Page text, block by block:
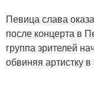
Певица слава
после концерта в
группа зрителей
обвиняя артистку